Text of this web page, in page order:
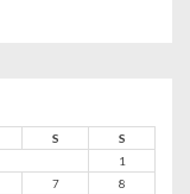
S S
1
7
8